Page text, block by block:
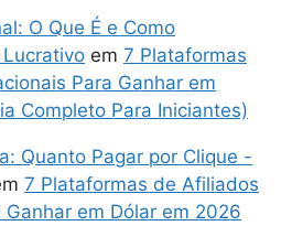
O Que É e Como
em 7 Plataformas
Para Ganhar em
Completo Para Iniciantes)
Quanto Pagar por Clique -
7 Plataformas de Afiliados
em Dólar em 2026